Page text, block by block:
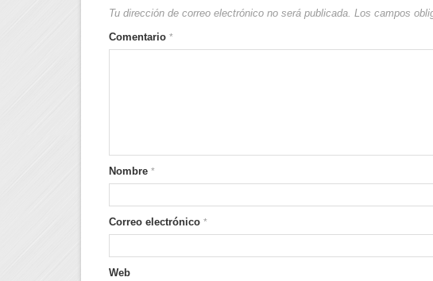
Tu dirección de correo electrónico no será publicada. Los campos
Comentario *
Nombre *
Correo electrónico *
Web